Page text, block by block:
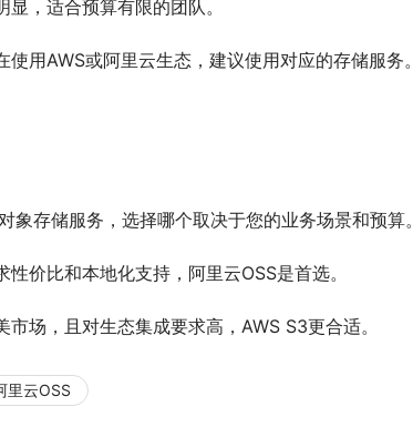
，适合预算有限的团队。
用AWS或阿里云生态，建议使用对应的存储服务。
象存储服务，选择哪个取决于您的业务场景和预算。
价比和本地化支持，阿里云OSS是首选。
场，且对生态集成要求高，AWS S3更合适。
里云OSS